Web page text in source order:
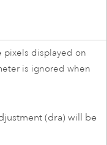
pixels displayed on
is ignored when
(dra) will be